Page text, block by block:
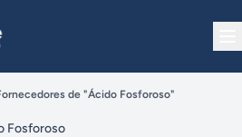
de "Ácido Fosforoso"
Fosforoso